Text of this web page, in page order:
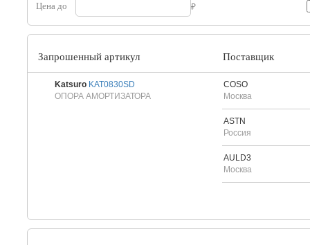
Цена до
Запрошенный артикул Поставщик
Katsuro KAT0830SD
ОПОРА АМОРТИЗАТОРА
COSO
Москва
ASTN
Россия
AULD3
Москва